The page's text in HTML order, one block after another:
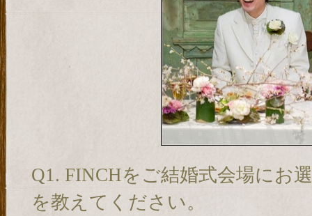
Q1. FINCHをご結婚式会場にお
を教えてください。